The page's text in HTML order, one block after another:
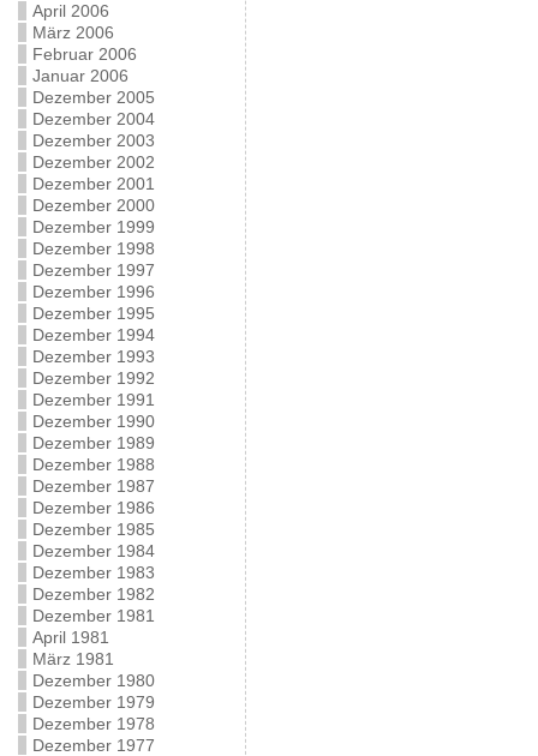
April 2006
März 2006
Februar 2006
Januar 2006
Dezember 2005
Dezember 2004
Dezember 2003
Dezember 2002
Dezember 2001
Dezember 2000
Dezember 1999
Dezember 1998
Dezember 1997
Dezember 1996
Dezember 1995
Dezember 1994
Dezember 1993
Dezember 1992
Dezember 1991
Dezember 1990
Dezember 1989
Dezember 1988
Dezember 1987
Dezember 1986
Dezember 1985
Dezember 1984
Dezember 1983
Dezember 1982
Dezember 1981
April 1981
März 1981
Dezember 1980
Dezember 1979
Dezember 1978
Dezember 1977